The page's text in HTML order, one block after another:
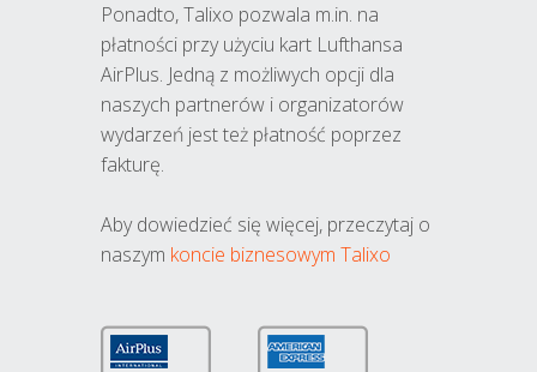
Ponadto, Talixo pozwala m.in. na
płatności przy użyciu kart Lufthansa
AirPlus. Jedną z możliwych opcji dla
naszych partnerów i organizatorów
wydarzeń jest też płatność poprzez
fakturę.
Aby dowiedzieć się więcej, przeczytaj o
naszym koncie biznesowym Talixo